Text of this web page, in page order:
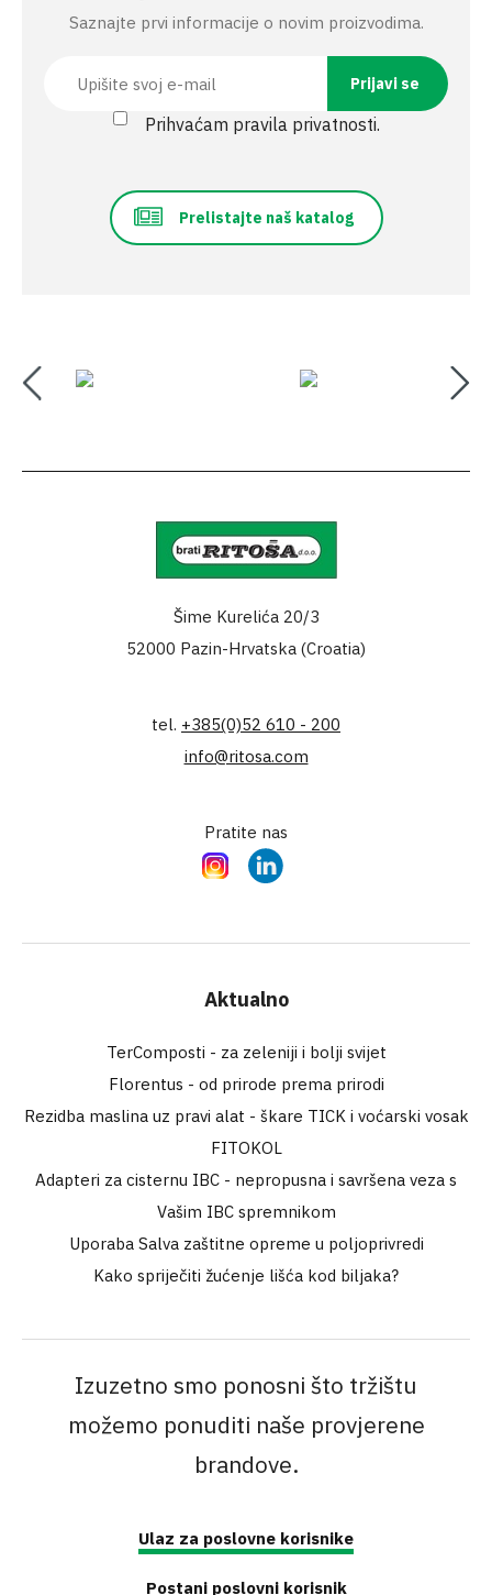
Saznajte prvi informacije o novim proizvodima.
Prihvaćam pravila privatnosti.
Prelistajte naš katalog
Šime Kurelića 20/3
52000 Pazin-Hrvatska (Croatia)
tel. +385(0)52 610 - 200
info@ritosa.com
Pratite nas
InstagramLinkedIn
Aktualno
TerComposti - za zeleniji i bolji svijet
Florentus - od prirode prema prirodi
Rezidba maslina uz pravi alat - škare TICK i voćarski vosak
FITOKOL
Adapteri za cisternu IBC - nepropusna i savršena veza s
Vašim IBC spremnikom
Uporaba Salva zaštitne opreme u poljoprivredi
Kako spriječiti žućenje lišća kod biljaka?
Izuzetno smo ponosni što tržištu
možemo ponuditi naše provjerene
brandove.
Ulaz za poslovne korisnike
Postani poslovni korisnik